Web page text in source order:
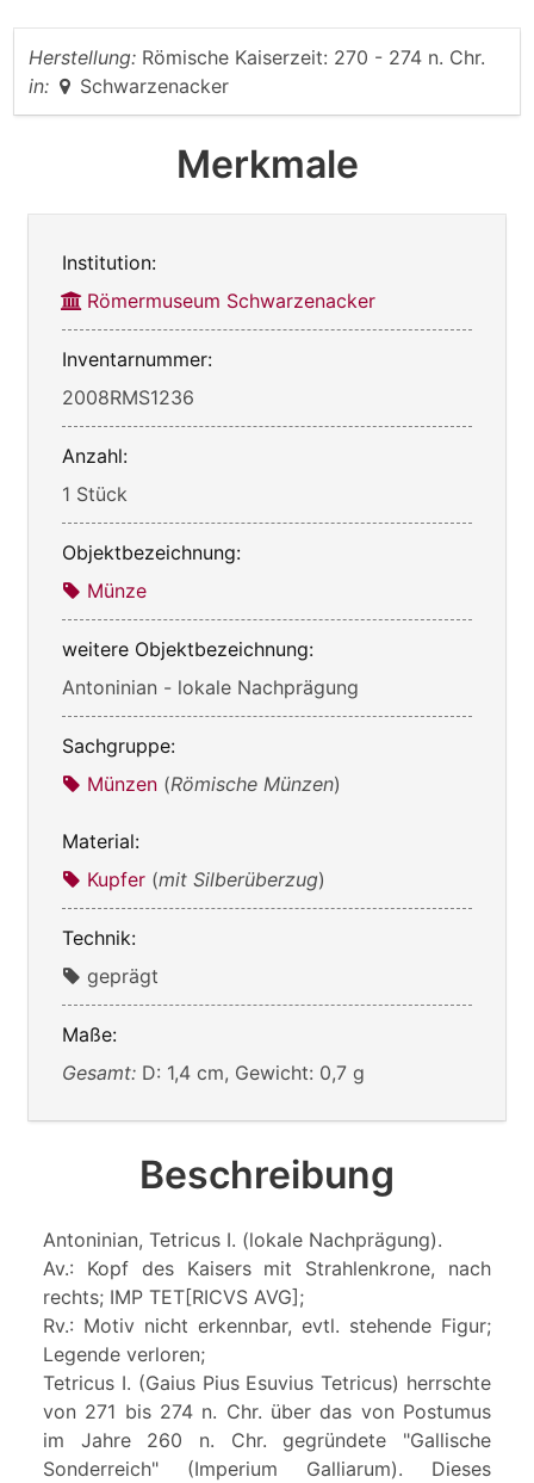
Herstellung: Römische Kaiserzeit: 270 - 274 n. Chr.
in:
Schwarzenacker
Merkmale
Institution:
Römermuseum Schwarzenacker
Inventarnummer:
2008RMS1236
Anzahl:
1 Stück
Objektbezeichnung:
Münze
weitere Objektbezeichnung:
Antoninian - lokale Nachprägung
Sachgruppe:
Münzen (Römische Münzen)
Material:
Kupfer (mit Silberüberzug)
Technik:
geprägt
Maße:
Gesamt: D: 1,4 cm, Gewicht: 0,7 g
Beschreibung
Antoninian, Tetricus I. (lokale Nachprägung).
Av.: Kopf des Kaisers mit Strahlenkrone, nach
rechts; IMP TET[RICVS AVG];
Rv.: Motiv nicht erkennbar, evtl. stehende Figur;
Legende verloren;
Tetricus I. (Gaius Pius Esuvius Tetricus) herrschte
von 271 bis 274 n. Chr. über das von Postumus
im Jahre 260 n. Chr. gegründete "Gallische
Sonderreich" (Imperium Galliarum). Dieses